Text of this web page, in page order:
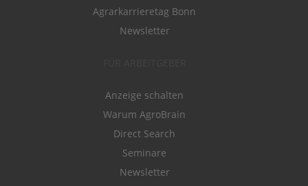
Agrarkarrieretag Bonn
Newsletter
Anzeige schalten
Warum AgroBrain
Direct Search
Seminare
Newsletter